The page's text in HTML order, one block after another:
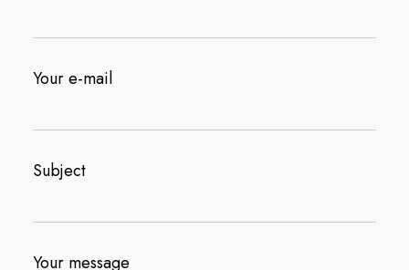
Your e-mail
Subject
Your message